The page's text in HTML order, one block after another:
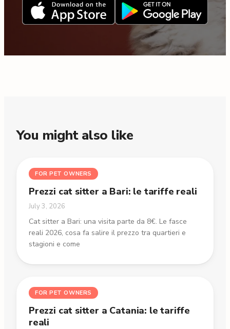
You might also like
FOR PET OWNERS
Prezzi cat sitter a Bari: le tariffe reali
July 3, 2026
Cat sitter a Bari: una visita parte da 8€. Le fasce
reali 2026, cosa fa salire il prezzo tra quartieri e
stagioni e come
FOR PET OWNERS
Prezzi cat sitter a Catania: le tariffe
reali